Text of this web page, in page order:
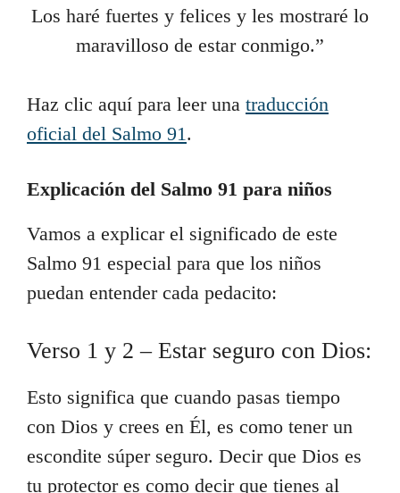
Los haré fuertes y felices y les mostraré lo
maravilloso de estar conmigo.”
Haz clic aquí para leer una traducción
oficial del Salmo 91.
Explicación del Salmo 91 para niños
Vamos a explicar el significado de este
Salmo 91 especial para que los niños
puedan entender cada pedacito:
Verso 1 y 2 – Estar seguro con Dios:
Esto significa que cuando pasas tiempo
con Dios y crees en Él, es como tener un
escondite súper seguro. Decir que Dios es
tu protector es como decir que tienes al